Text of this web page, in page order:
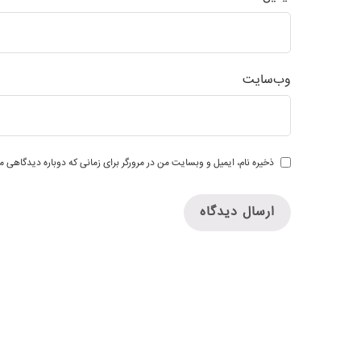
وب‌سایت
ذخیره نام، ایمیل و وبسایت من در مرورگر برای زمانی که دوباره